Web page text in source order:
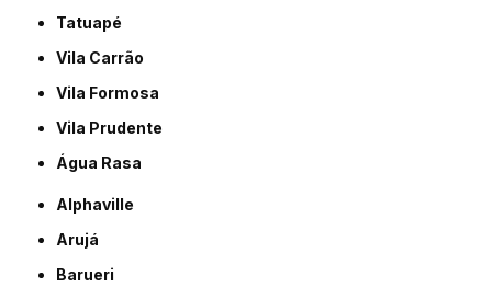
Tatuapé
Vila Carrão
Vila Formosa
Vila Prudente
Água Rasa
Alphaville
Arujá
Barueri